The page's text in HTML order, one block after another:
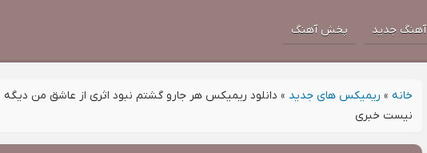
آهنگ جدید پخش آهنگ
خانه » ریمیکس های جدید » دانلود ریمیکس هر جارو گشتم نبود اثری از عاشق من دیگه
نیست خبری